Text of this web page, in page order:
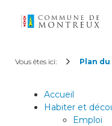
virtuel
Créer
Vous êtes ici: Plan
Accueil
Habiter et
Emploi